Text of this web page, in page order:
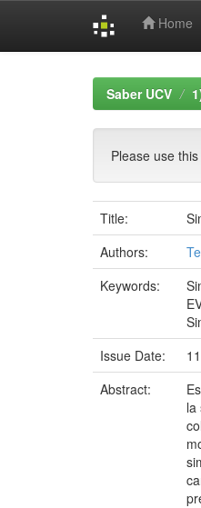
Home
Saber UCV
Please use
Title:
Authors:
Keywords:
Issue Date:
Abstract:
la